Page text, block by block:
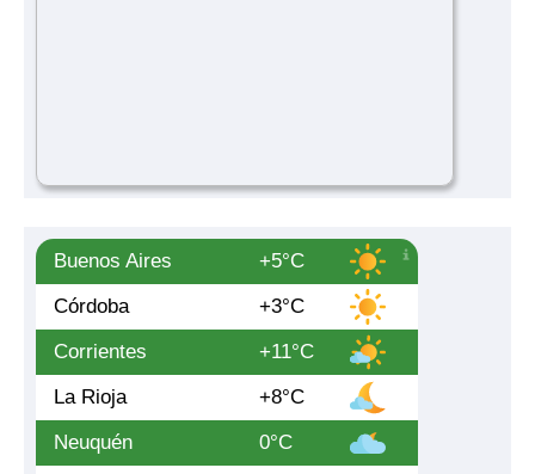
Buenos Aires
+5°C
Córdoba
+3°C
Corrientes
+11°C
La Rioja
+8°C
Neuquén
0°C